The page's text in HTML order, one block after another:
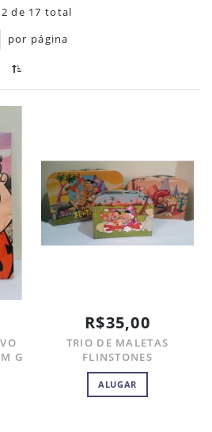
de 17 total
por página
G
R$35,00
TRIO DE MALETAS
FLINSTONES
ALUGAR